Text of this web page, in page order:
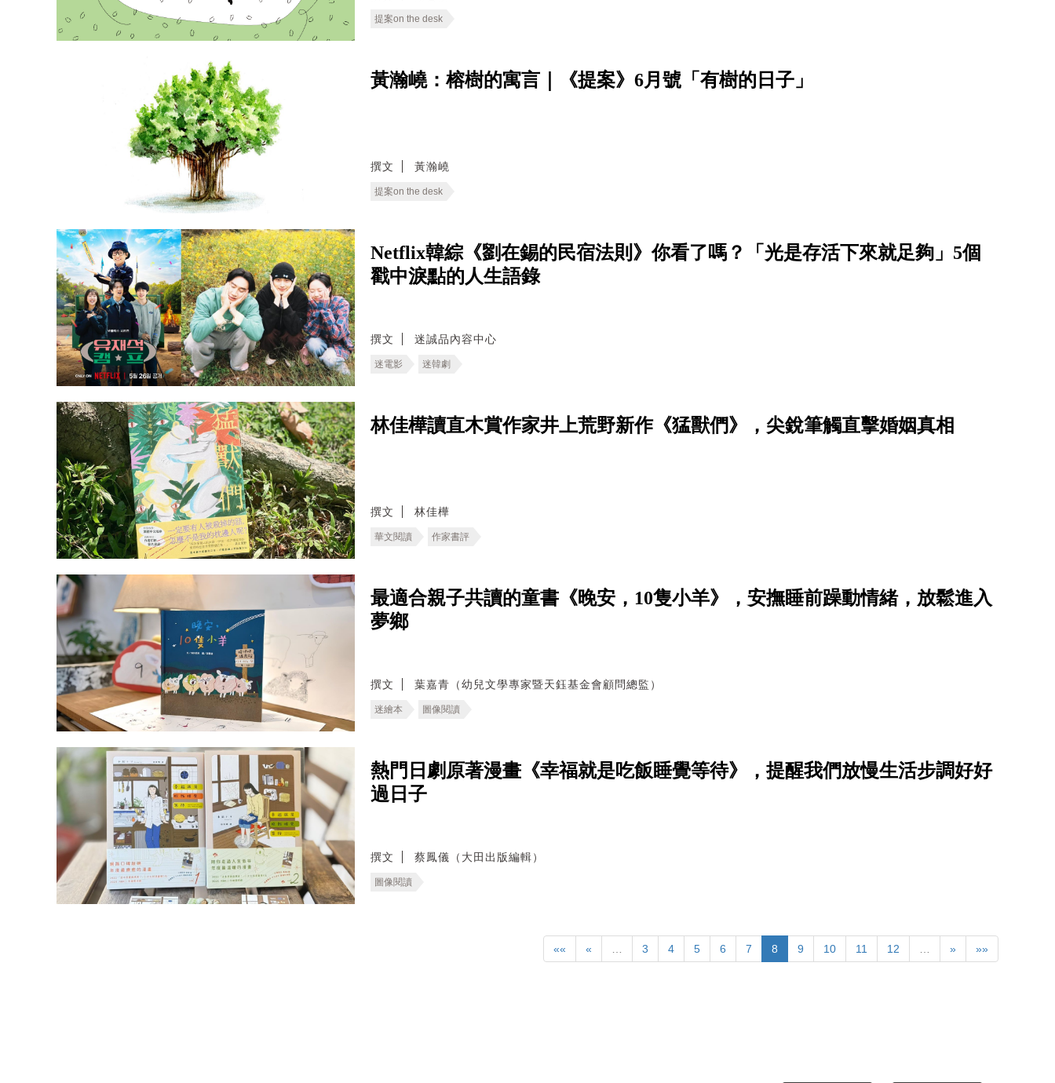
提案on the desk
黃瀚嶢：榕樹的寓言｜《提案》6月號「有樹的日子」
撰文 黃瀚嶢
提案on the desk
Netflix韓綜《劉在錫的民宿法則》你看了嗎？「光是存活下來就足夠」5個
戳中淚點的人生語錄
撰文 迷誠品內容中心
迷電影 迷韓劇
林佳樺讀直木賞作家井上荒野新作《猛獸們》，尖銳筆觸直擊婚姻真相
撰文 林佳樺
華文閱讀 作家書評
最適合親子共讀的童書《晚安，10隻小羊》，安撫睡前躁動情緒，放鬆進入
夢鄉
撰文 葉嘉青（幼兒文學專家暨天鈺基金會顧問總監）
迷繪本 圖像閱讀
熱門日劇原著漫畫《幸福就是吃飯睡覺等待》，提醒我們放慢生活步調好好
過日子
撰文 蔡鳳儀（大田出版編輯）
圖像閱讀
«« « … 3 4 5 6 7 8 9 10 11 12 … » »»